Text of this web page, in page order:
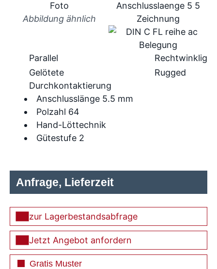
Abbildung ähnlich
Anschlusslänge 5.5 mm
Polzahl 64
Hand-Löttechnik
Gütestufe 2
Parallel
Rechtwinklig
Gelötete
Durchkontaktierung
Rugged
Anfrage, Lieferzeit
zur Lagerbestandsabfrage
Jetzt Angebot anfordern
Gratis Muster